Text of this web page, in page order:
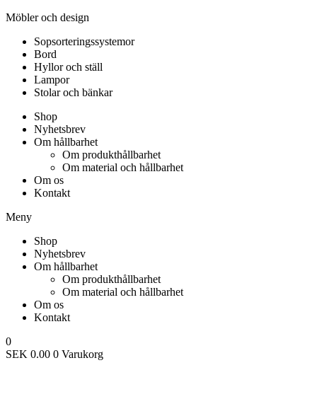
Möbler och design
Sopsorteringssystemor
Bord
Hyllor och ställ
Lampor
Stolar och bänkar
Shop
Nyhetsbrev
Om hållbarhet
Om produkthållbarhet
Om material och hållbarhet
Om os
Kontakt
Meny
Shop
Nyhetsbrev
Om hållbarhet
Om produkthållbarhet
Om material och hållbarhet
Om os
Kontakt
0
SEK 0.00 0 Varukorg